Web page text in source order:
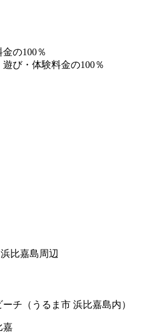
の100％
び・体験料金の100％
比嘉島周辺
チ（うるま市 浜比嘉島内）
嘉